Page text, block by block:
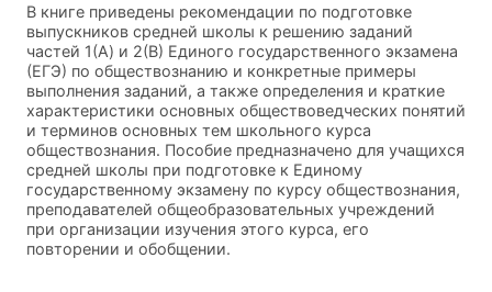
В книге приведены рекомендации по подготовке
выпускников средней школы к решению заданий
частей 1(A) и 2(B) Единого государственного экзамена
(ЕГЭ) по обществознанию и конкретные примеры
выполнения заданий, а также определения и краткие
характеристики основных обществоведческих понятий
и терминов основных тем школьного курса
обществознания. Пособие предназначено для учащихся
средней школы при подготовке к Единому
государственному экзамену по курсу обществознания,
преподавателей общеобразовательных учреждений
при организации изучения этого курса, его
повторении и обобщении.